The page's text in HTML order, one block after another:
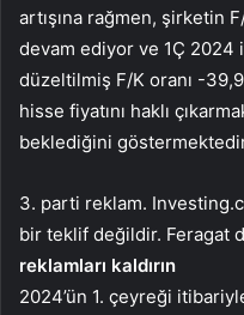
artışına rağmen, şirketin
devam ediyor ve 1Ç
düzeltilmiş F/K oranı -
hisse fiyatını haklı
beklediğini
3. parti reklam.
bir teklif değildir. Feragat
reklamları kaldırın
2024’ün 1. çeyreği